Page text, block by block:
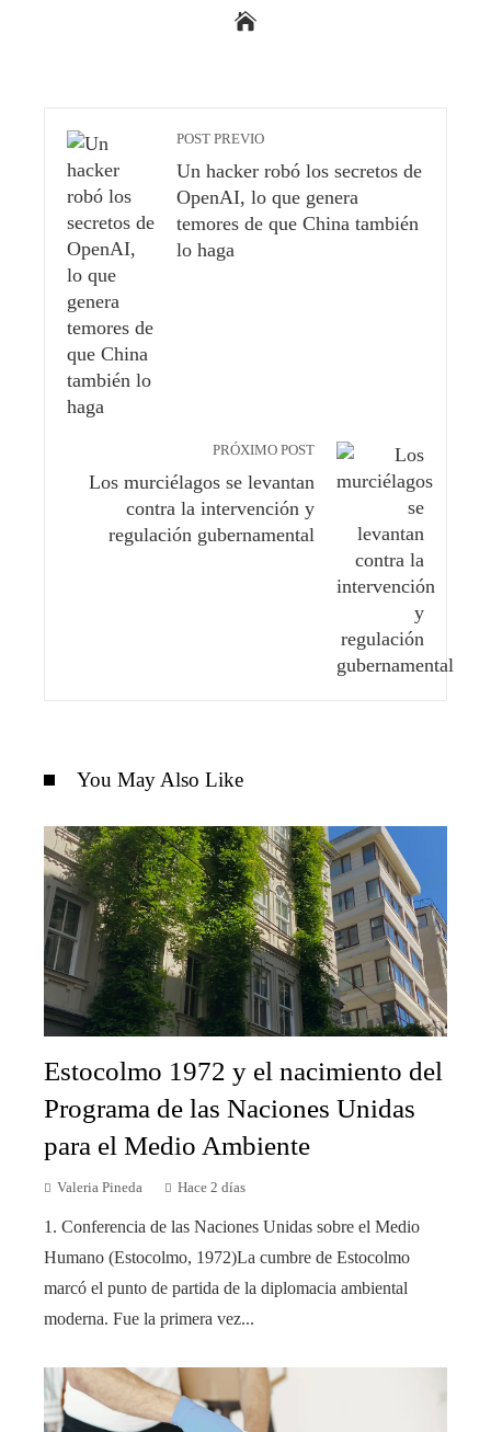
POST PREVIO
Un hacker robó los secretos de
OpenAI, lo que genera
temores de que China también
lo haga
PRÓXIMO POST
Los murciélagos se levantan
contra la intervención y
regulación gubernamental
You May Also Like
Estocolmo 1972 y el nacimiento del
Programa de las Naciones Unidas
para el Medio Ambiente
Valeria Pineda Hace 2 días
1. Conferencia de las Naciones Unidas sobre el Medio
Humano (Estocolmo, 1972)La cumbre de Estocolmo
marcó el punto de partida de la diplomacia ambiental
moderna. Fue la primera vez...